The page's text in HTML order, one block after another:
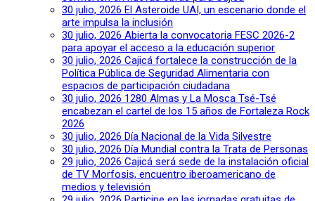
30 julio, 2026 El Asteroide UAI, un escenario donde el
arte impulsa la inclusión
30 julio, 2026 Abierta la convocatoria FESC 2026-2
para apoyar el acceso a la educación superior
30 julio, 2026 Cajicá fortalece la construcción de la
Política Pública de Seguridad Alimentaria con
espacios de participación ciudadana
30 julio, 2026 1280 Almas y La Mosca Tsé-Tsé
encabezan el cartel de los 15 años de Fortaleza Rock
2026
30 julio, 2026 Día Nacional de la Vida Silvestre
30 julio, 2026 Día Mundial contra la Trata de Personas
29 julio, 2026 Cajicá será sede de la instalación oficial
de TV Morfosis, encuentro iberoamericano de
medios y televisión